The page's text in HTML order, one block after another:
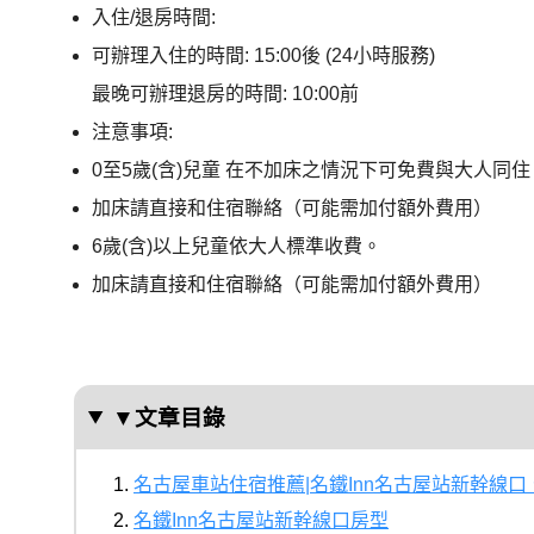
入住/退房時間:
可辦理入住的時間: 15:00後 (24小時服務)
最晚可辦理退房的時間: 10:00前
注意事項:
0至5歲(含)兒童 在不加床之情況下可免費與大人同住
加床請直接和住宿聯絡（可能需加付額外費用）
6歲(含)以上兒童依大人標準收費。
加床請直接和住宿聯絡（可能需加付額外費用）
▼文章目錄
名古屋車站住宿推薦|名鐵Inn名古屋站新幹線
名鐵Inn名古屋站新幹線口房型